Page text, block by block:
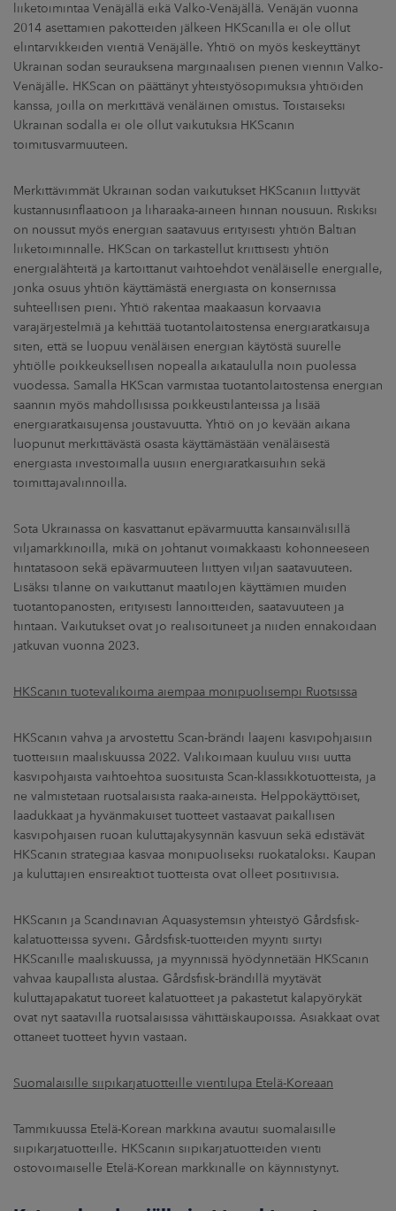
liiketoimintaa Venäjällä eikä Valko-Venäjällä. Venäjän vuonna
2014 asettamien pakotteiden jälkeen HKScanilla ei ole ollut
elintarvikkeiden vientiä Venäjälle. Yhtiö on myös keskeyttänyt
Ukrainan sodan seurauksena marginaalisen pienen viennin Valko-
Venäjälle. HKScan on päättänyt yhteistyösopimuksia yhtiöiden
kanssa, joilla on merkittävä venäläinen omistus. Toistaiseksi
Ukrainan sodalla ei ole ollut vaikutuksia HKScanin
toimitusvarmuuteen.
Merkittävimmät Ukrainan sodan vaikutukset HKScaniin liittyvät
kustannusinflaatioon ja liharaaka-aineen hinnan nousuun. Riskiksi
on noussut myös energian saatavuus erityisesti yhtiön Baltian
liiketoiminnalle. HKScan on tarkastellut kriittisesti yhtiön
energialähteitä ja kartoittanut vaihtoehdot venäläiselle energialle,
jonka osuus yhtiön käyttämästä energiasta on konsernissa
suhteellisen pieni. Yhtiö rakentaa maakaasun korvaavia
varajärjestelmiä ja kehittää tuotantolaitostensa energiaratkaisuja
siten, että se luopuu venäläisen energian käytöstä suurelle
yhtiölle poikkeuksellisen nopealla aikataululla noin puolessa
vuodessa. Samalla HKScan varmistaa tuotantolaitostensa energian
saannin myös mahdollisissa poikkeustilanteissa ja lisää
energiaratkaisujensa joustavuutta. Yhtiö on jo kevään aikana
luopunut merkittävästä osasta käyttämästään venäläisestä
energiasta investoimalla uusiin energiaratkaisuihin sekä
toimittajavalinnoilla.
Sota Ukrainassa on kasvattanut epävarmuutta kansainvälisillä
viljamarkkinoilla, mikä on johtanut voimakkaasti kohonneeseen
hintatasoon sekä epävarmuuteen liittyen viljan saatavuuteen.
Lisäksi tilanne on vaikuttanut maatilojen käyttämien muiden
tuotantopanosten, erityisesti lannoitteiden, saatavuuteen ja
hintaan. Vaikutukset ovat jo realisoituneet ja niiden ennakoidaan
jatkuvan vuonna 2023.
HKScanin tuotevalikoima aiempaa monipuolisempi Ruotsissa
HKScanin vahva ja arvostettu Scan-brändi laajeni kasvipohjaisiin
tuotteisiin maaliskuussa 2022. Valikoimaan kuuluu viisi uutta
kasvipohjaista vaihtoehtoa suosituista Scan-klassikkotuotteista, ja
ne valmistetaan ruotsalaisista raaka-aineista. Helppokäyttöiset,
laadukkaat ja hyvänmakuiset tuotteet vastaavat paikallisen
kasvipohjaisen ruoan kuluttajakysynnän kasvuun sekä edistävät
HKScanin strategiaa kasvaa monipuoliseksi ruokataloksi. Kaupan
ja kuluttajien ensireaktiot tuotteista ovat olleet positiivisia.
HKScanin ja Scandinavian Aquasystemsin yhteistyö Gårdsfisk-
kalatuotteissa syveni. Gårdsfisk-tuotteiden myynti siirtyi
HKScanille maaliskuussa, ja myynnissä hyödynnetään HKScanin
vahvaa kaupallista alustaa. Gårdsfisk-brändillä myytävät
kuluttajapakatut tuoreet kalatuotteet ja pakastetut kalapyörykät
ovat nyt saatavilla ruotsalaisissa vähittäiskaupoissa. Asiakkaat ovat
ottaneet tuotteet hyvin vastaan.
Suomalaisille siipikarjatuotteille vientilupa Etelä-Koreaan
Tammikuussa Etelä-Korean markkina avautui suomalaisille
siipikarjatuotteille. HKScanin siipikarjatuotteiden vienti
ostovoimaiselle Etelä-Korean markkinalle on käynnistynyt.